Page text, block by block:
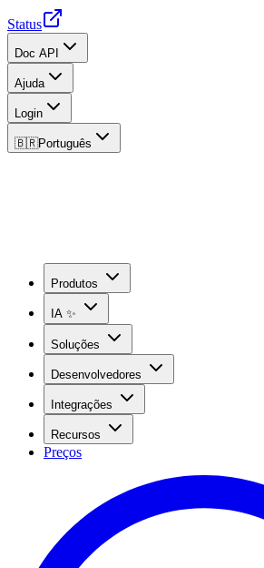
Status
Doc API
Ajuda
Login
🇧🇷Português
Produtos
IA ✨
Soluções
Desenvolvedores
Integrações
Recursos
Preços